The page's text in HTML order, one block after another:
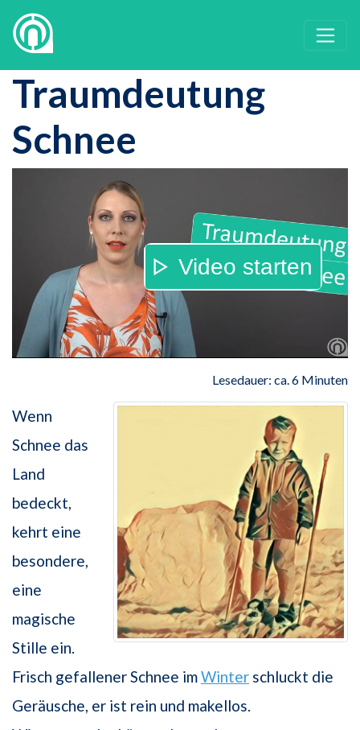
Traumdeutung
Schnee
Video starten
Lesedauer: ca. 6 Minuten
Wenn
Schnee das
Land
bedeckt,
kehrt eine
besondere,
eine
magische
Stille ein.
Frisch gefallener Schnee imWinter schluckt die
Geräusche, er ist rein und makellos.